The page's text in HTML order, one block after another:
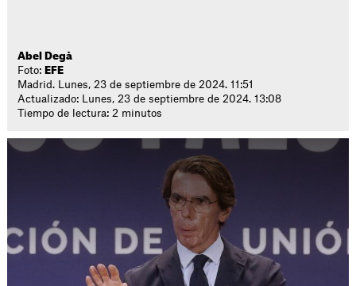
Abel Degà
Foto: EFE
Madrid. Lunes, 23 de septiembre de 2024. 11:51
Actualizado: Lunes, 23 de septiembre de 2024. 13:08
Tiempo de lectura: 2 minutos